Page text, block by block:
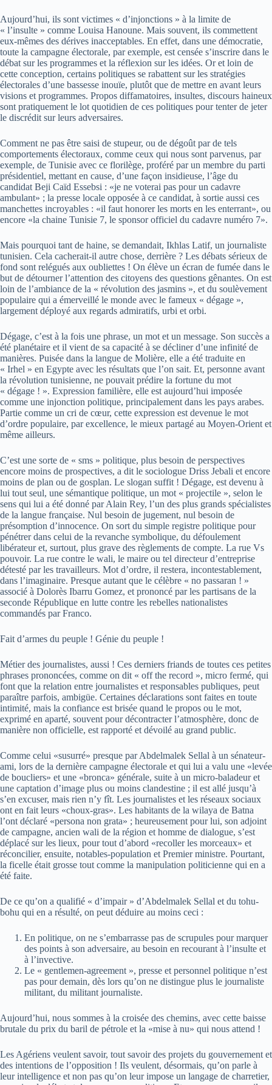
Aujourd’hui, ils sont victimes « d’injonctions » à la limite de
« l’insulte » comme Louisa Hanoune. Mais souvent, ils commettent
eux-mêmes des dérives inacceptables. En effet, dans une démocratie,
toute la campagne électorale, par exemple, est censée s’inscrire dans le
débat sur les programmes et la réflexion sur les idées. Or et loin de
cette conception, certains politiques se rabattent sur les stratégies
électorales d’une bassesse inouïe, plutôt que de mettre en avant leurs
visions et programmes. Propos diffamatoires, insultes, discours haineux
sont pratiquement le lot quotidien de ces politiques pour tenter de jeter
le discrédit sur leurs adversaires.
Comment ne pas être saisi de stupeur, ou de dégoût par de tels
comportements électoraux, comme ceux qui nous sont parvenus, par
exemple, de Tunisie avec ce florilège, proféré par un membre du parti
présidentiel, mettant en cause, d’une façon insidieuse, l’âge du
candidat Beji Caïd Essebsi : «je ne voterai pas pour un cadavre
ambulant» ; la presse locale opposée à ce candidat, à sortie aussi ces
manchettes incroyables : «il faut honorer les morts en les enterrant», ou
encore «la chaine Tunisie 7, le sponsor officiel du cadavre numéro 7».
Mais pourquoi tant de haine, se demandait, Ikhlas Latif, un journaliste
tunisien. Cela cacherait-il autre chose, derrière ? Les débats sérieux de
fond sont relégués aux oubliettes ! On élève un écran de fumée dans le
but de détourner l’attention des citoyens des questions gênantes. On est
loin de l’ambiance de la « révolution des jasmins », et du soulèvement
populaire qui a émerveillé le monde avec le fameux « dégage »,
largement déployé aux regards admiratifs, urbi et orbi.
Dégage, c’est à la fois une phrase, un mot et un message. Son succès a
été planétaire et il vient de sa capacité à se décliner d’une infinité de
manières. Puisée dans la langue de Molière, elle a été traduite en
« Irhel » en Egypte avec les résultats que l’on sait. Et, personne avant
la révolution tunisienne, ne pouvait prédire la fortune du mot
« dégage ! ». Expression familière, elle est aujourd’hui imposée
comme une injonction politique, principalement dans les pays arabes.
Partie comme un cri de cœur, cette expression est devenue le mot
d’ordre populaire, par excellence, le mieux partagé au Moyen-Orient et
même ailleurs.
C’est une sorte de « sms » politique, plus besoin de perspectives
encore moins de prospectives, a dit le sociologue Driss Jebali et encore
moins de plan ou de gosplan. Le slogan suffit ! Dégage, est devenu à
lui tout seul, une sémantique politique, un mot « projectile », selon le
sens qui lui a été donné par Alain Rey, l’un des plus grands spécialistes
de la langue française. Nul besoin de jugement, nul besoin de
présomption d’innocence. On sort du simple registre politique pour
pénétrer dans celui de la revanche symbolique, du défoulement
libérateur et, surtout, plus grave des règlements de compte. La rue Vs
pouvoir. La rue contre le wali, le maire ou tel directeur d’entreprise
détesté par les travailleurs. Mot d’ordre, il restera, incontestablement,
dans l’imaginaire. Presque autant que le célèbre « no passaran ! »
associé à Dolorès Ibarru Gomez, et prononcé par les partisans de la
seconde République en lutte contre les rebelles nationalistes
commandés par Franco.
Fait d’armes du peuple ! Génie du peuple !
Métier des journalistes, aussi ! Ces derniers friands de toutes ces petites
phrases prononcées, comme on dit « off the record », micro fermé, qui
font que la relation entre journalistes et responsables publiques, peut
paraître parfois, ambigüe. Certaines déclarations sont faites en toute
intimité, mais la confiance est brisée quand le propos ou le mot,
exprimé en aparté, souvent pour décontracter l’atmosphère, donc de
manière non officielle, est rapporté et dévoilé au grand public.
Comme celui «susurré» presque par Abdelmalek Sellal à un sénateur-
ami, lors de la dernière campagne électorale et qui lui a valu une «levée
de boucliers» et une «bronca» générale, suite à un micro-baladeur et
une captation d’image plus ou moins clandestine ; il est allé jusqu’à
s’en excuser, mais rien n’y fît. Les journalistes et les réseaux sociaux
ont en fait leurs «choux-gras». Les habitants de la wilaya de Batna
l’ont déclaré «persona non grata» ; heureusement pour lui, son adjoint
de campagne, ancien wali de la région et homme de dialogue, s’est
déplacé sur les lieux, pour tout d’abord «recoller les morceaux» et
réconcilier, ensuite, notables-population et Premier ministre. Pourtant,
la ficelle était grosse tout comme la manipulation politicienne qui en a
été faite.
De ce qu’on a qualifié « d’impair » d’Abdelmalek Sellal et du tohu-
bohu qui en a résulté, on peut déduire au moins ceci :
En politique, on ne s’embarrasse pas de scrupules pour marquer
des points à son adversaire, au besoin en recourant à l’insulte et
à l’invective.
Le « gentlemen-agreement », presse et personnel politique n’est
pas pour demain, dès lors qu’on ne distingue plus le journaliste
militant, du militant journaliste.
Aujourd’hui, nous sommes à la croisée des chemins, avec cette baisse
brutale du prix du baril de pétrole et la «mise à nu» qui nous attend !
Les Agériens veulent savoir, tout savoir des projets du gouvernement et
des intentions de l’opposition ! Ils veulent, désormais, qu’on parle à
leur intelligence et non pas qu’on leur impose un langage de charretier,